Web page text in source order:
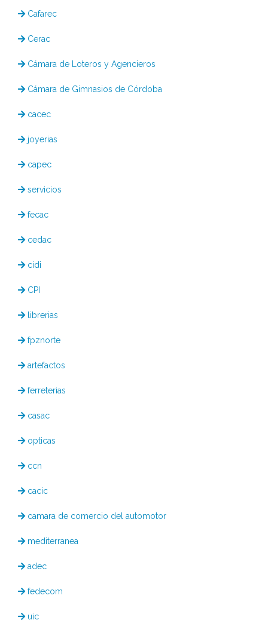
Cafarec
Cerac
Cámara de Loteros y Agencieros
Cámara de Gimnasios de Córdoba
cacec
joyerias
capec
servicios
fecac
cedac
cidi
CPI
librerias
fpznorte
artefactos
ferreterias
casac
opticas
ccn
cacic
camara de comercio del automotor
mediterranea
adec
fedecom
uic